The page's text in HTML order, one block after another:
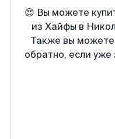
😍 Вы можете
из Хайфы в
Также вы можете
обратно, если